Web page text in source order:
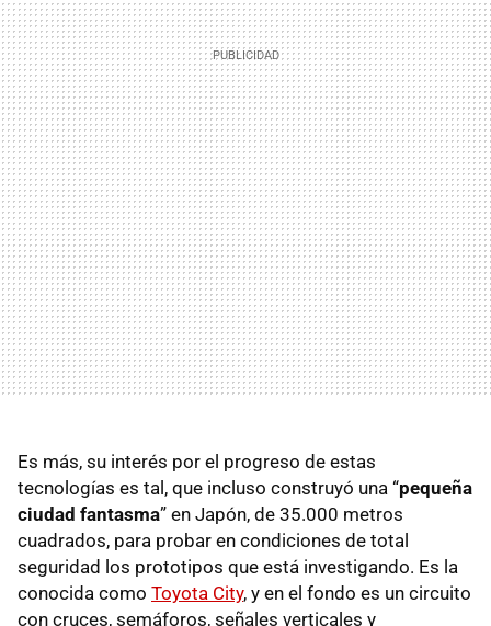
Es más, su interés por el progreso de estas
tecnologías es tal, que incluso construyó una “pequeña
ciudad fantasma” en Japón, de 35.000 metros
cuadrados, para probar en condiciones de total
seguridad los prototipos que está investigando. Es la
conocida como Toyota City, y en el fondo es un circuito
con cruces, semáforos, señales verticales y